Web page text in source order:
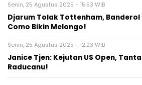
Senin, 25 Agustus 2025 - 15:53 WIB
Djarum Tolak Tottenham, Banderol
Como Bikin Melongo!
Senin, 25 Agustus 2025 - 12:23 WIB
Janice Tjen: Kejutan US Open,
Raducanu!